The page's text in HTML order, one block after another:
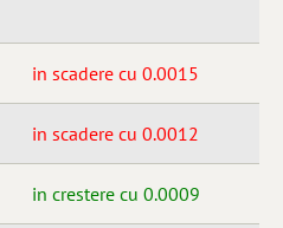
in scadere cu 0.0015
in scadere cu 0.0012
in crestere cu 0.0009